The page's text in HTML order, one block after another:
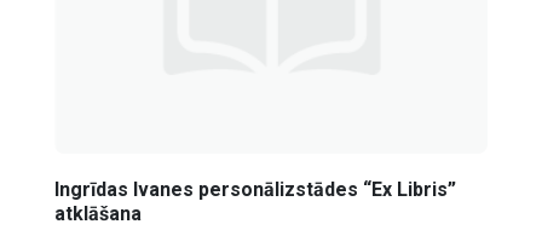
Ingrīdas Ivanes personālizstādes “Ex Libris”
atklāšana